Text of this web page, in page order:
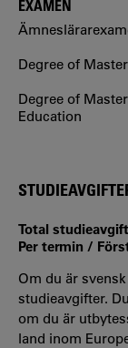
EXAMEN
Degree of
Degree of
Education
Total
Per termin /
Om du är
studieavgifter.
om du är
land inom